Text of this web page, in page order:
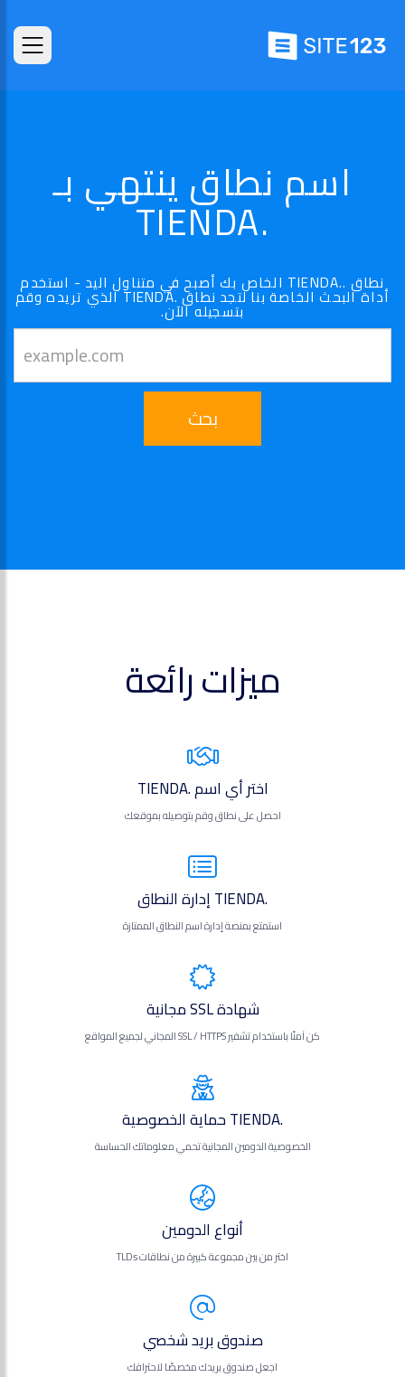
اسم نطاق ينتهي بـ
.TIENDA
نطاق ..TIENDA الخاص بك أصبح في متناول اليد - استخدم
أداة البحث الخاصة بنا لتجد نطاق .TIENDA الذي تريده وقم
بتسجيله الآن.
بحث
ميزات رائعة
اختر أي اسم .TIENDA
احصل على نطاق وقم بتوصيله بموقعك
.TIENDA إدارة النطاق
استمتع بمنصة إدارة اسم النطاق الممتازة
شهادة SSL مجانية
كن آمنًا باستخدام تشفير SSL / HTTPS المجاني لجميع المواقع
.TIENDA حماية الخصوصية
الخصوصية الدومين المجانية تحمي معلوماتك الحساسة
أنواع الدومين
اختر من بين مجموعة كبيرة من نطاقات TLDs
صندوق بريد شخصي
اجعل صندوق بريدك مخصصًا لاحترافك